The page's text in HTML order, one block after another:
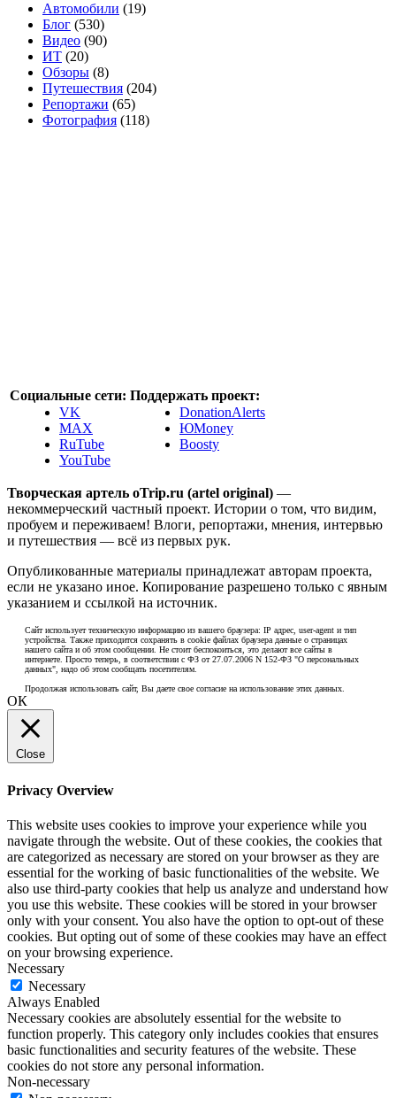
Автомобили (19)
Блог (530)
Видео (90)
ИТ (20)
Обзоры (8)
Путешествия (204)
Репортажи (65)
Фотография (118)
Социальные сети:
VK
MAX
RuTube
YouTube
Поддержать проект:
DonationAlerts
ЮMoney
Boosty
Творческая артель oTrip.ru (artel original) —
некоммерческий частный проект. Истории о том, что видим,
пробуем и переживаем! Влоги, репортажи, мнения, интервью
и путешествия — всё из первых рук.
Опубликованные материалы принадлежат авторам проекта,
если не указано иное. Копирование разрешено только с явным
указанием и ссылкой на источник.
Сайт использует техническую информацию из вашего браузера: IP адрес, user-agent и тип
устройства. Также приходится сохранять в cookie файлах браузера данные о страницах
нашего сайта и об этом сообщении. Не стоит беспокоиться, это делают все сайты в
интернете. Просто теперь, в соответствии с ФЗ от 27.07.2006 N 152-ФЗ "О персональных
данных", надо об этом сообщать посетителям.
Продолжая использовать сайт, Вы даете свое согласие на использование этих данных.
ОК
Close
Privacy Overview
This website uses cookies to improve your experience while you
navigate through the website. Out of these cookies, the cookies that
are categorized as necessary are stored on your browser as they are
essential for the working of basic functionalities of the website. We
also use third-party cookies that help us analyze and understand how
you use this website. These cookies will be stored in your browser
only with your consent. You also have the option to opt-out of these
cookies. But opting out of some of these cookies may have an effect
on your browsing experience.
Necessary
Necessary
Always Enabled
Necessary cookies are absolutely essential for the website to
function properly. This category only includes cookies that ensures
basic functionalities and security features of the website. These
cookies do not store any personal information.
Non-necessary